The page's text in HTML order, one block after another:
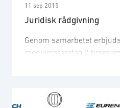
11 sep 2015
Juridisk rådgivning
Genom samarbetet
medlemsföretag 2
affärsjuridisk rådgivning i
juridiskt frågor som